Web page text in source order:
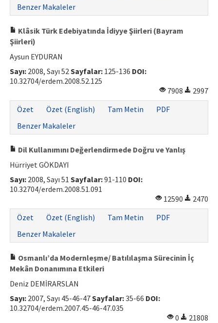
Benzer Makaleler
Klâsik Türk Edebiyatında İdiyye Şiirleri (Bayram
Şiirleri)
Aysun EYDURAN
Sayı: 2008, Sayı 52Sayfalar: 125-136 DOI:
10.32704/erdem.2008.52.125
7908
2997
Özet
Özet (English) Tam Metin
PDF
Benzer Makaleler
Dil Kullanımını Değerlendirmede Doğru ve Yanlış
Hürriyet GÖKDAYI
Sayı: 2008, Sayı 51 Sayfalar:91-110 DOI:
10.32704/erdem.2008.51.091
12590
2470
Özet
Özet (English) Tam Metin
PDF
Benzer Makaleler
Osmanlı’da Modernleşme/ Batılılaşma Sürecinin İç
Mekân Donanımına Etkileri
Deniz DEMİRARSLAN
Sayı: 2007, Sayı 45-46-47Sayfalar:35-66 DOI:
10.32704/erdem.2007.45-46-47.035
0
21808